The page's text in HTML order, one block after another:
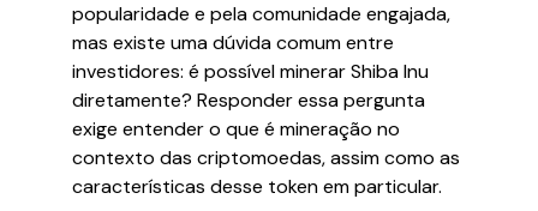
popularidade e pela comunidade engajada,
mas existe uma dúvida comum entre
investidores: é possível minerar Shiba Inu
diretamente? Responder essa pergunta
exige entender o que é mineração no
contexto das criptomoedas, assim como as
características desse token em particular.